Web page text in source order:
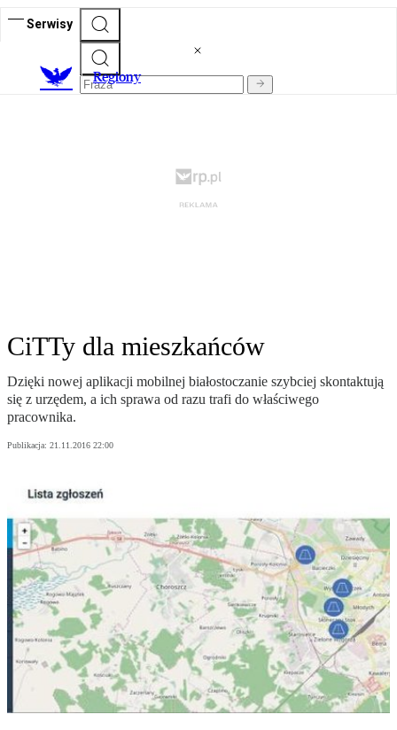
Serwisy
Regiony
CiTTy dla mieszkańców
Dzięki nowej aplikacji mobilnej białostoczanie szybciej skontaktują
się z urzędem, a ich sprawa od razu trafi do właściwego
pracownika.
Publikacja: 21.11.2016 22:00